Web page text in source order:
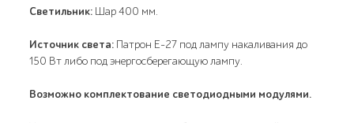
Светильник: Шар 400 мм.
Источник света: Патрон E-27 под лампу накаливания до
150 Вт либо под энергосберегающую лампу.
Возможно комплектование светодиодными модулями.